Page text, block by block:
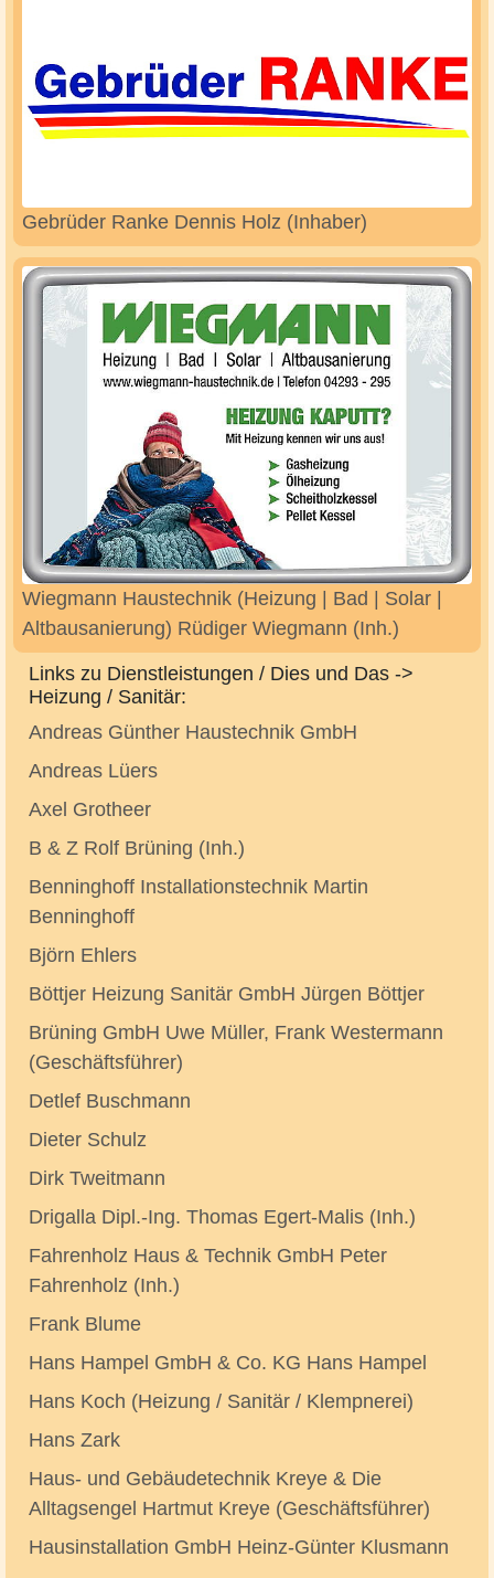
Gebrüder Ranke Dennis Holz (Inhaber)
Wiegmann Haustechnik (Heizung | Bad | Solar |
Altbausanierung) Rüdiger Wiegmann (Inh.)
Links zu Dienstleistungen / Dies und Das ->
Heizung / Sanitär:
Andreas Günther Haustechnik GmbH
Andreas Lüers
Axel Grotheer
B & Z Rolf Brüning (Inh.)
Benninghoff Installationstechnik Martin
Benninghoff
Björn Ehlers
Böttjer Heizung Sanitär GmbH Jürgen Böttjer
Brüning GmbH Uwe Müller, Frank Westermann
(Geschäftsführer)
Detlef Buschmann
Dieter Schulz
Dirk Tweitmann
Drigalla Dipl.-Ing. Thomas Egert-Malis (Inh.)
Fahrenholz Haus & Technik GmbH Peter
Fahrenholz (Inh.)
Frank Blume
Hans Hampel GmbH & Co. KG Hans Hampel
Hans Koch (Heizung / Sanitär / Klempnerei)
Hans Zark
Haus- und Gebäudetechnik Kreye & Die
Alltagsengel Hartmut Kreye (Geschäftsführer)
Hausinstallation GmbH Heinz-Günter Klusmann